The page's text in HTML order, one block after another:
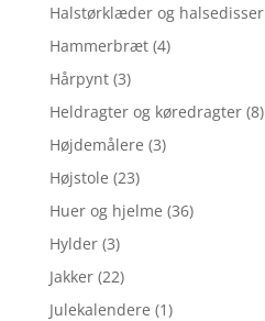
Halstørklæder og halsedisser
Hammerbræt (4)
Hårpynt (3)
Heldragter og køredragter (8)
Højdemålere (3)
Højstole (23)
Huer og hjelme (36)
Hylder (3)
Jakker (22)
Julekalendere (1)